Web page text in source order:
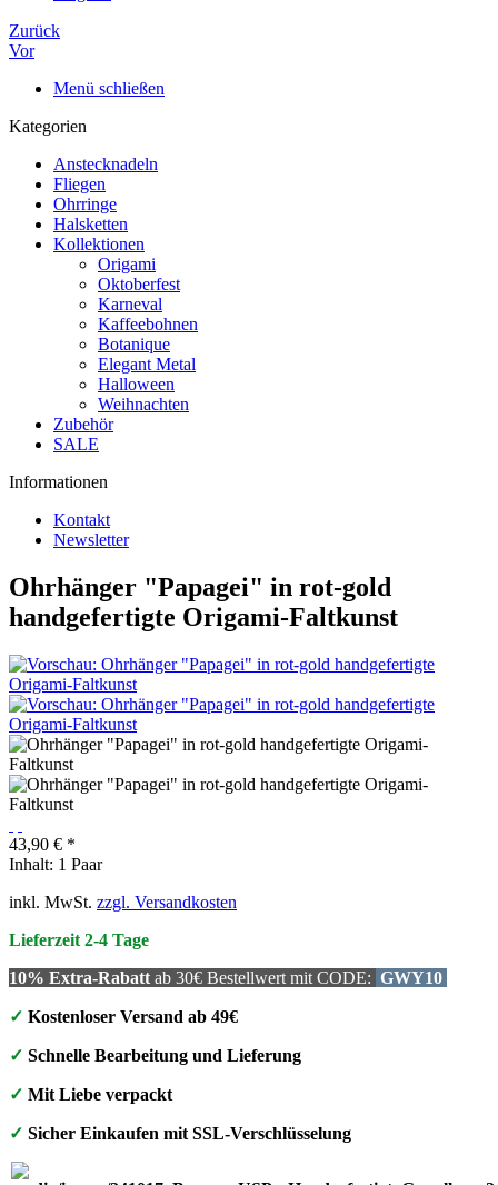
Zurück
Vor
Menü schließen
Kategorien
Anstecknadeln
Fliegen
Ohrringe
Halsketten
Kollektionen
Origami
Oktoberfest
Karneval
Kaffeebohnen
Botanique
Elegant Metal
Halloween
Weihnachten
Zubehör
SALE
Informationen
Kontakt
Newsletter
Ohrhänger "Papagei" in rot-gold
handgefertigte Origami-Faltkunst
43,90 € *
Inhalt: 1 Paar
inkl. MwSt. zzgl. Versandkosten
Lieferzeit 2-4 Tage
10% Extra-Rabatt ab 30€ Bestellwert mit CODE: GWY10
✓ Kostenloser Versand ab 49€
✓ Schnelle Bearbeitung und Lieferung
✓ Mit Liebe verpackt
✓ Sicher Einkaufen mit SSL-Verschlüsselung